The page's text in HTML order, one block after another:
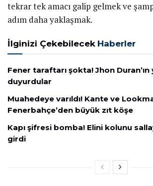
tekrar tek amacı galip gelmek ve
adım daha yaklaşmak.
İlginizi Çekebilecek Haberler
Fener taraftarı şokta! Jhon
duyurdular
Muahedeye varıldı! Kante ve
Fenerbahçe’den büyük zıt köşe
Kapı şifresi bomba! Elini kolunu
girdi